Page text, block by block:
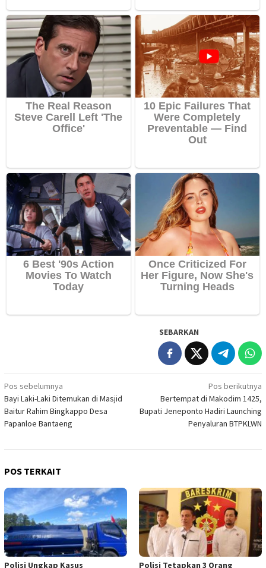
SEBARKAN
Navigasi
pos
Pos sebelumnya
Bayi Laki-Laki Ditemukan di Masjid
Baitur Rahim Bingkappo Desa
Papanloe Bantaeng
Pos berikutnya
Bertempat di Makodim 1425,
Bupati Jeneponto Hadiri Launching
Penyaluran BTPKLWN
POS TERKAIT
Polisi Ungkap Kasus Polisi Tetapkan 3 Orang